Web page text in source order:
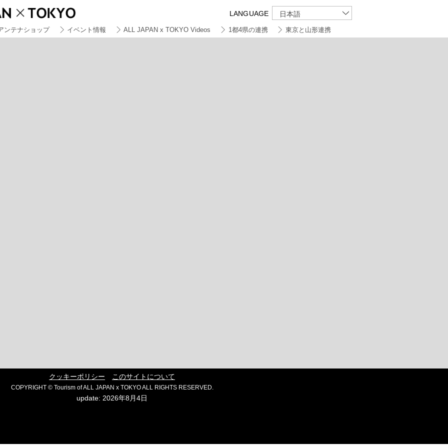
LANGUAGE 日本語
ンテナショップ イベント情報 ALL JAPAN x TOKYO Videos 1都4県の連携 東京と山形連携
クッキーポリシー このサイトについて
COPYRIGHT © Tourism of ALL JAPAN x TOKYO ALL RIGHTS RESERVED.
update: 2026年8月4日